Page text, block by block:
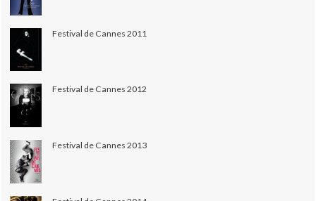
Festival de Cannes 2011
Festival de Cannes 2012
Festival de Cannes 2013